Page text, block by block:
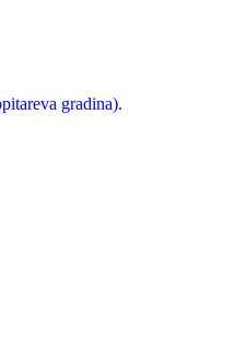
gradina).